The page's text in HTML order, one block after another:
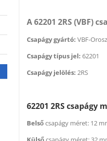
A 62201 2RS (VBF)
Csapágy gyártó: VBF-
Csapágy típus jel: 62201
Csapágy jelölés: 2RS
62201 2RS csapágy
Belsőcsapágy méret: 12
2 179 Ft